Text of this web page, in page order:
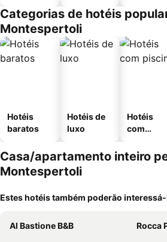
Categorias de hotéis
Montespertoli
Hotéis
baratos
Hotéis de
luxo
Hotéis
com
Casa/apartamento inteiro
Montespertoli
Estes hotéis também poderão
Al Bastione B&B Rocca